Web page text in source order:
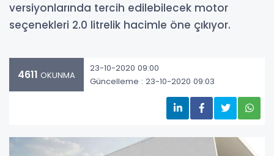
versiyonlarında tercih edilebilecek motor
seçenekleri 2.0 litrelik hacimle öne çıkıyor.
4611 OKUNMA
23-10-2020 09:00
Güncelleme : 23-10-2020 09:03